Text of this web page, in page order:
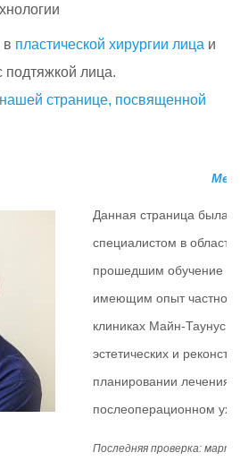
пластической хирургии лица и
подтяжкой лица.
нашей странице, посвященной
Данная страница была
специалистом в области
прошедшим обучение в
имеющим опыт частной
клиниках Майн-Таунус
эстетических и
планировании
послеоперационном
Последняя проверка: март